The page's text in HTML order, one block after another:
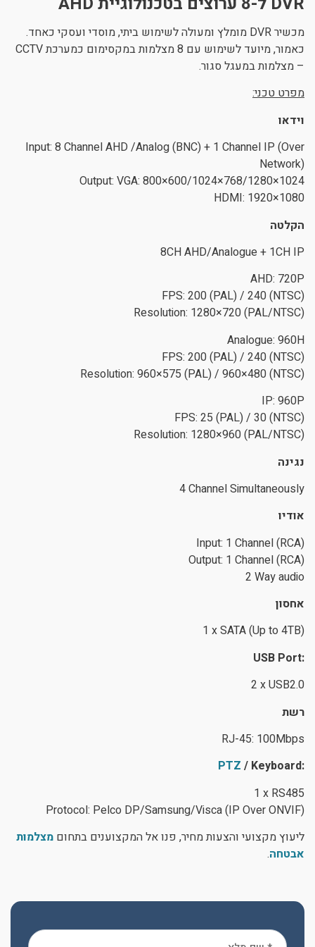
הוסף קו תחתון לקישורים
font_download סמן קישורים
מכשיר DVR מומלץ ומעולה לשימוש ביתי, מוסדי ועסקי כאחד.
כאמור, מיועד לשימוש עם 8 מצלמות במקסימום כמערכת CCTV
– מצלמות במעגל סגור.
מפרט טכני:
וידאו
Input: 8 Channel AHD /Analog (BNC) + 1 Channel IP (Over
Network)
Output: VGA: 800×600/1024×768/1280×1024
HDMI: 1920×1080
הקלטה
8CH AHD/Analogue + 1CH IP
AHD: 720P
FPS: 200 (PAL) / 240 (NTSC)
Resolution: 1280×720 (PAL/NTSC)
Analogue: 960H
FPS: 200 (PAL) / 240 (NTSC)
Resolution: 960×575 (PAL) / 960×480 (NTSC)
IP: 960P
FPS: 25 (PAL) / 30 (NTSC)
Resolution: 1280×960 (PAL/NTSC)
נגינה
4 Channel Simultaneously
אודיו
Input: 1 Channel (RCA)
Output: 1 Channel (RCA)
2 Way audio
אחסון
1 x SATA (Up to 4TB)
USB Port:
2 x USB2.0
רשת
RJ-45: 100Mbps
PTZ / Keyboard:
1 x RS485
Protocol: Pelco DP/Samsung/Visca (IP Over ONVIF)
ליעוץ מקצועי והצעות מחיר, פנו אל המקצוענים בתחום מצלמות
אבטחה.